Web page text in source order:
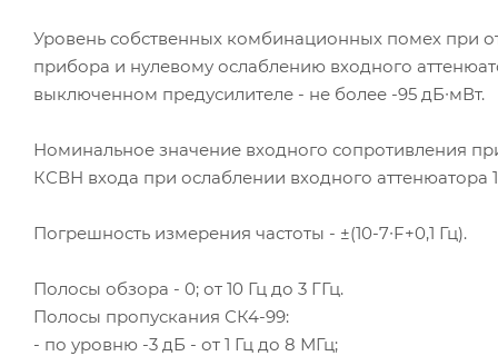
Уровень собственных комбинационных помех при
прибора и нулевому ослаблению входного
выключенном предусилителе - не более -95 дБ∙мВт.
Номинальное значение входного сопротивления
КСВН входа при ослаблении входного аттенюатора
Погрешность измерения частоты - ±(10-7∙F+0,1 Гц).
Полосы обзора - 0; от 10 Гц до 3 ГГц.
Полосы пропускания СК4-99:
- по уровню -3 дБ - от 1 Гц до 8 МГц;